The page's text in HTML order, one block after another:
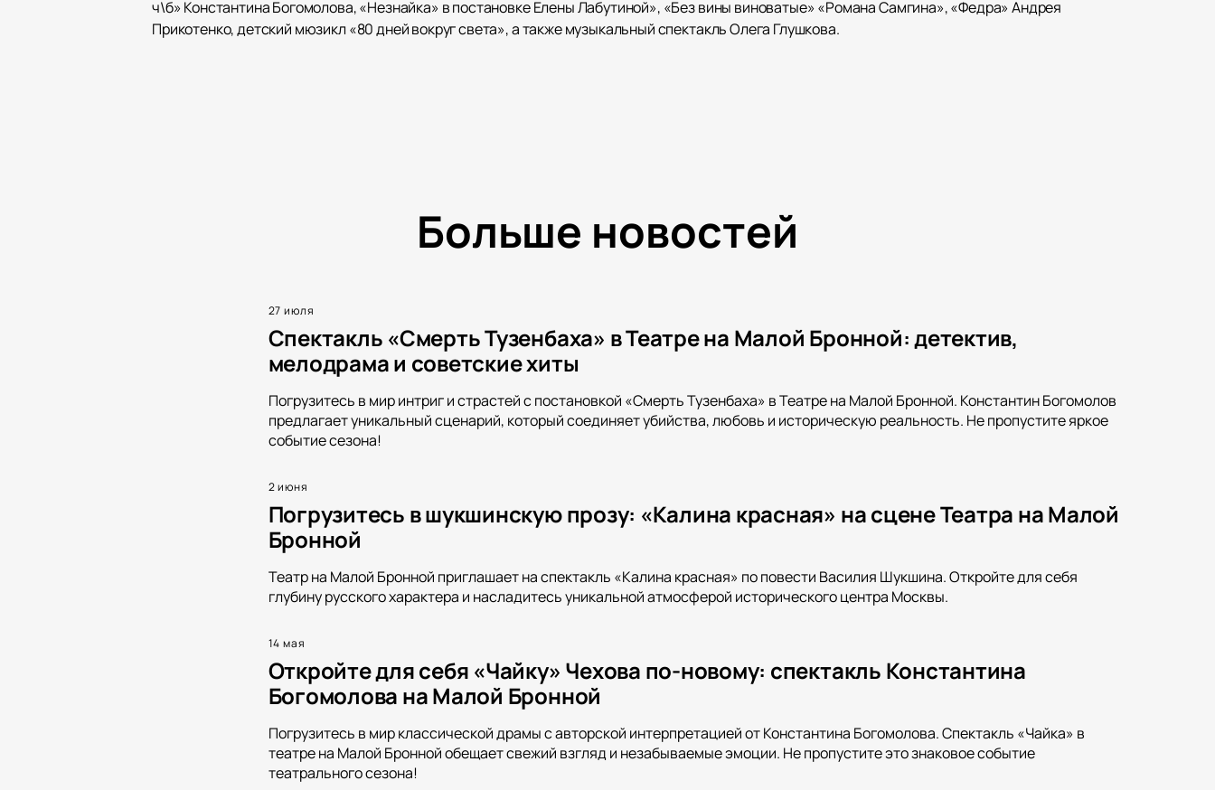
ч\б» Константина Богомолова, «Незнайка» в постановке Елены Лабутиной», «Без вины виноватые» «Романа Самгина», «Федра» Андрея
Прикотенко, детский мюзикл «80 дней вокруг света», а также музыкальный спектакль Олега Глушкова.
Больше новостей
27 июля
Спектакль «Смерть Тузенбаха» в Театре на Малой Бронной: детектив,
мелодрама и советские хиты
Погрузитесь в мир интриг и страстей с постановкой «Смерть Тузенбаха» в Театре на Малой Бронной. Константин Богомолов
предлагает уникальный сценарий, который соединяет убийства, любовь и историческую реальность. Не пропустите яркое
событие сезона!
2 июня
Погрузитесь в шукшинскую прозу: «Калина красная» на сцене Театра на Малой
Бронной
Театр на Малой Бронной приглашает на спектакль «Калина красная» по повести Василия Шукшина. Откройте для себя
глубину русского характера и насладитесь уникальной атмосферой исторического центра Москвы.
14 мая
Откройте для себя «Чайку» Чехова по-новому: спектакль Константина
Богомолова на Малой Бронной
Погрузитесь в мир классической драмы с авторской интерпретацией от Константина Богомолова. Спектакль «Чайка» в
театре на Малой Бронной обещает свежий взгляд и незабываемые эмоции. Не пропустите это знаковое событие
театрального сезона!